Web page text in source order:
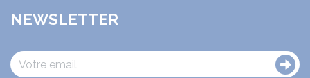
NEWSLETTER